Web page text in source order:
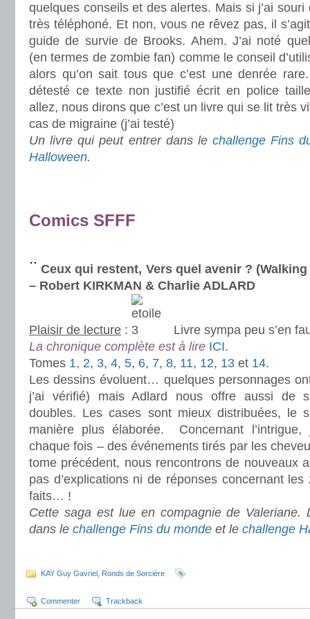
quelques conseils et des alertes. Mais si j’ai
très téléphoné. Et non, vous ne rêvez pas, il
guide de survie de Brooks. Ahem. J’ai noté
(en termes de zombie fan) comme le conseil
alors qu’on sait tous que c’est une denrée
détesté ce texte non justifié écrit en police
allez, nous dirons que c’est un livre qui se lit très
cas de migraine (j’ai testé)
Un livre qui peut entrer dans lechallenge Fins
Halloween.
Comics SFFF
Ceux qui restent, Vers quel avenir ?
– Robert KIRKMAN & Charlie ADLARD
Plaisir de lecture :
Livre sympa peu s’en
La chronique complète est à lire ICI.
Tomes 1, 2, 3, 4, 5, 6, 7, 8, 11, 12, 13 et 14.
Les dessins évoluent… quelques personnages
j’ai vérifié) mais Adlard nous offre aussi de
doubles. Les cases sont mieux distribuées, le
manière plus élaborée. Concernant
chaque fois – des événements tirés par les
tome précédent, nous rencontrons de nouveaux
pas d’explications ni de réponses concernant
faits… !
Cette saga est lue en compagnie de Valeriane.
dans le challenge Fins du monde et le challenge
KAY Guy Gavriel Ronds de Sorcière
Commenter Trackback